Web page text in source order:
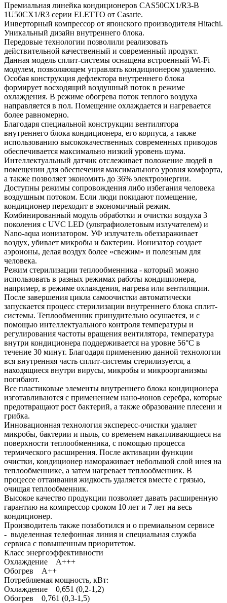
Премиальная линейка кондиционеров CAS50CX1/R3-B
1U50CX1/R3 серии ELETTO от Casarte.
Инверторный компрессор от японского производителя Hitachi.
Уникальный дизайн внутреннего блока.
Передовые технологии позволили реализовать
действительной качественный и современный продукт.
Данная модель сплит-системы оснащена встроенный Wi-Fi
модулем, позволяющем управлять кондиционером удаленно.
Особая конструкция дефлектора внутреннего блока
формирует восходящий воздушный поток в режиме
охлаждения. В режиме обогрева поток теплого воздуха
направляется в пол. Помещение охлаждается и нагревается
более равномерно.
Благодаря специальной конструкции вентилятора
внутреннего блока кондиционера, его корпуса, а также
использованию высококачественных современных приводов
обеспечивается максимально низкий уровень шума.
Интеллектуальный датчик отслеживает положение людей в
помещении для обеспечения максимального уровня комфорта,
а также позволяет экономить до 36% электроэнергии.
Доступны режимы сопровождения либо избегания человека
воздушным потоком. Если люди покидают помещение,
кондиционер переходит в экономичный режим.
Комбинированный модуль обработки и очистки воздуха 3
поколения с UVC LED (ультрафиолетовым излучателем) и
Nano-aqua ионизатором. УФ излучатель обеззараживает
воздух, убивает микробы и бактерии. Ионизатор создает
аэроионы, делая воздух более «свежим» и полезным для
человека.
Режим стерилизации теплообменника - который можно
использовать в разных режимах работы кондиционера,
например, в режиме охлаждения, нагрева или вентиляции.
После завершения цикла самоочистки автоматически
запускается процесс стерилизации внутреннего блока сплит-
системы. Теплообменник принудительно осушается, и с
помощью интеллектуального контроля температуры и
регулирования частоты вращения вентилятора, температура
внутри кондиционера поддерживается на уровне 56°С в
течение 30 минут. Благодаря применению данной технологии
вся внутренняя часть сплит-системы стерилизуется, а
находящиеся внутри вирусы, микробы и микроорганизмы
погибают.
Все пластиковые элементы внутреннего блока кондиционера
изготавливаются с применением нано-ионов серебра, которые
предотвращают рост бактерий, а также образование плесени и
грибка.
Инновационная технология экспересс-очистки удаляет
микробы, бактерии и пыль, со временем накапливающиеся на
поверхности теплообменника, с помощью процесса
термического расширения. После активации функции
очистки, кондиционер намораживает небольшой слой инея на
теплообменнике, а затем нагревает теплообменник. В
процессе оттаивания жидкость удаляется вместе с грязью,
очищая теплообменник.
Высокое качество продукции позволяет давать расширенную
гарантию на компрессор сроком 10 лет и 7 лет на весь
кондиционер.
Производитель также позаботился и о премиальном сервисе
- выделенная телефонная линия и специальная служба
сервиса с повышенным приоритетом.
Класс энергоэффективности
Охлаждение A+++
Обогрев A++
Потребляемая мощность, кВт:
Охлаждение 0,651 (0,2-1,2)
Обогрев 0,761 (0,3-1,5)